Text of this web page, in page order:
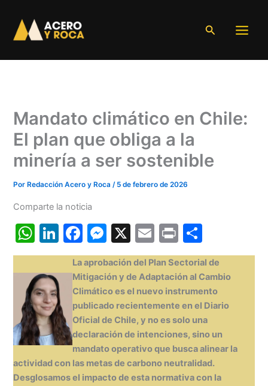
contenido
Buscar
Mandato climático en Chile:
El plan que obliga a la
minería a ser sostenible
Por Redacción Acero y Roca/ 5 de febrero de 2026
Comparte la noticia
W
h
at
s
A
p
p
Li
n
k
e
dI
n
F
a
c
e
b
o
o
k
M
e
s
s
e
n
g
er
X
E
m
ai
l
Pr
in
t
o
m
p
ar
tir
La aprobación del Plan Sectorial de
Mitigación y de Adaptación al Cambio
Climático es el nuevo instrumento
publicado recientemente en el Diario
Oficial de Chile, y no es solo una
declaración de intenciones, sino un
mandato operativo que busca alinear la
actividad con las metas de carbono neutralidad.
Desglosamos el impacto de esta normativa con la